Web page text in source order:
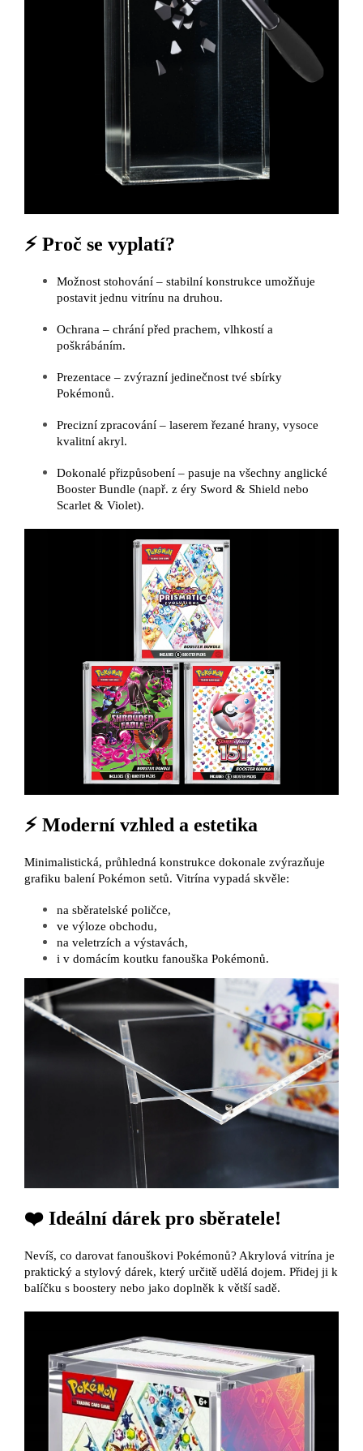
⚡ Proč se vyplatí?
Možnost stohování – stabilní konstrukce umožňuje
postavit jednu vitrínu na druhou.
Ochrana – chrání před prachem, vlhkostí a
poškrábáním.
Prezentace – zvýrazní jedinečnost tvé sbírky
Pokémonů.
Precizní zpracování – laserem řezané hrany, vysoce
kvalitní akryl.
Dokonalé přizpůsobení – pasuje na všechny anglické
Booster Bundle (např. z éry Sword & Shield nebo
Scarlet & Violet).
⚡ Moderní vzhled a estetika
Minimalistická, průhledná konstrukce dokonale zvýrazňuje
grafiku balení Pokémon setů. Vitrína vypadá skvěle:
na sběratelské poličce,
ve výloze obchodu,
na veletrzích a výstavách,
i v domácím koutku fanouška Pokémonů.
❤️‍ Ideální dárek pro sběratele!
Nevíš, co darovat fanouškovi Pokémonů? Akrylová vitrína je
praktický a stylový dárek, který určitě udělá dojem. Přidej ji k
balíčku s boostery nebo jako doplněk k větší sadě.